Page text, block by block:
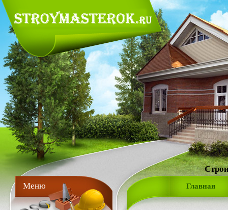
Главная
Меню